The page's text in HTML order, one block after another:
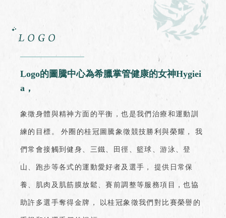
Logo的圖騰中心為希臘掌管健康的女神Hygiei
a，
象徵身體與精神方面的平衡，也是我們治療和運動訓
練的目標。 外圈的桂冠圖騰象徵競技勝利與榮耀， 我
們常會接觸到健身、三鐵、田徑、籃球、游泳、登
山、跑步等各式的運動愛好者及選手， 提供日常保
養、肌肉及肌筋膜放鬆、賽前調整等服務項目，也協
助許多選手奪得金牌， 以桂冠象徵我們對比賽榮譽的